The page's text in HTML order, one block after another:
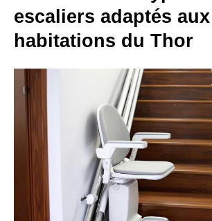
escaliers adaptés aux
habitations du Thor